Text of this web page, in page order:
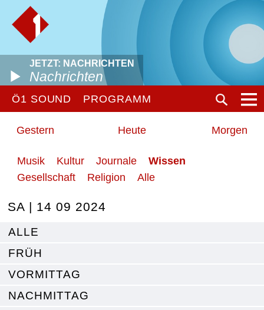
JETZT: NACHRICHTEN
Nachrichten
Ö1 SOUND PROGRAMM
Gestern Heute Morgen
Musik Kultur Journale
Wissen
Gesellschaft
Religion Alle
SA | 14 09 2024
ALLE
FRÜH
VORMITTAG
NACHMITTAG